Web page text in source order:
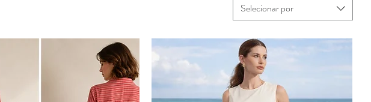
Selecionar por